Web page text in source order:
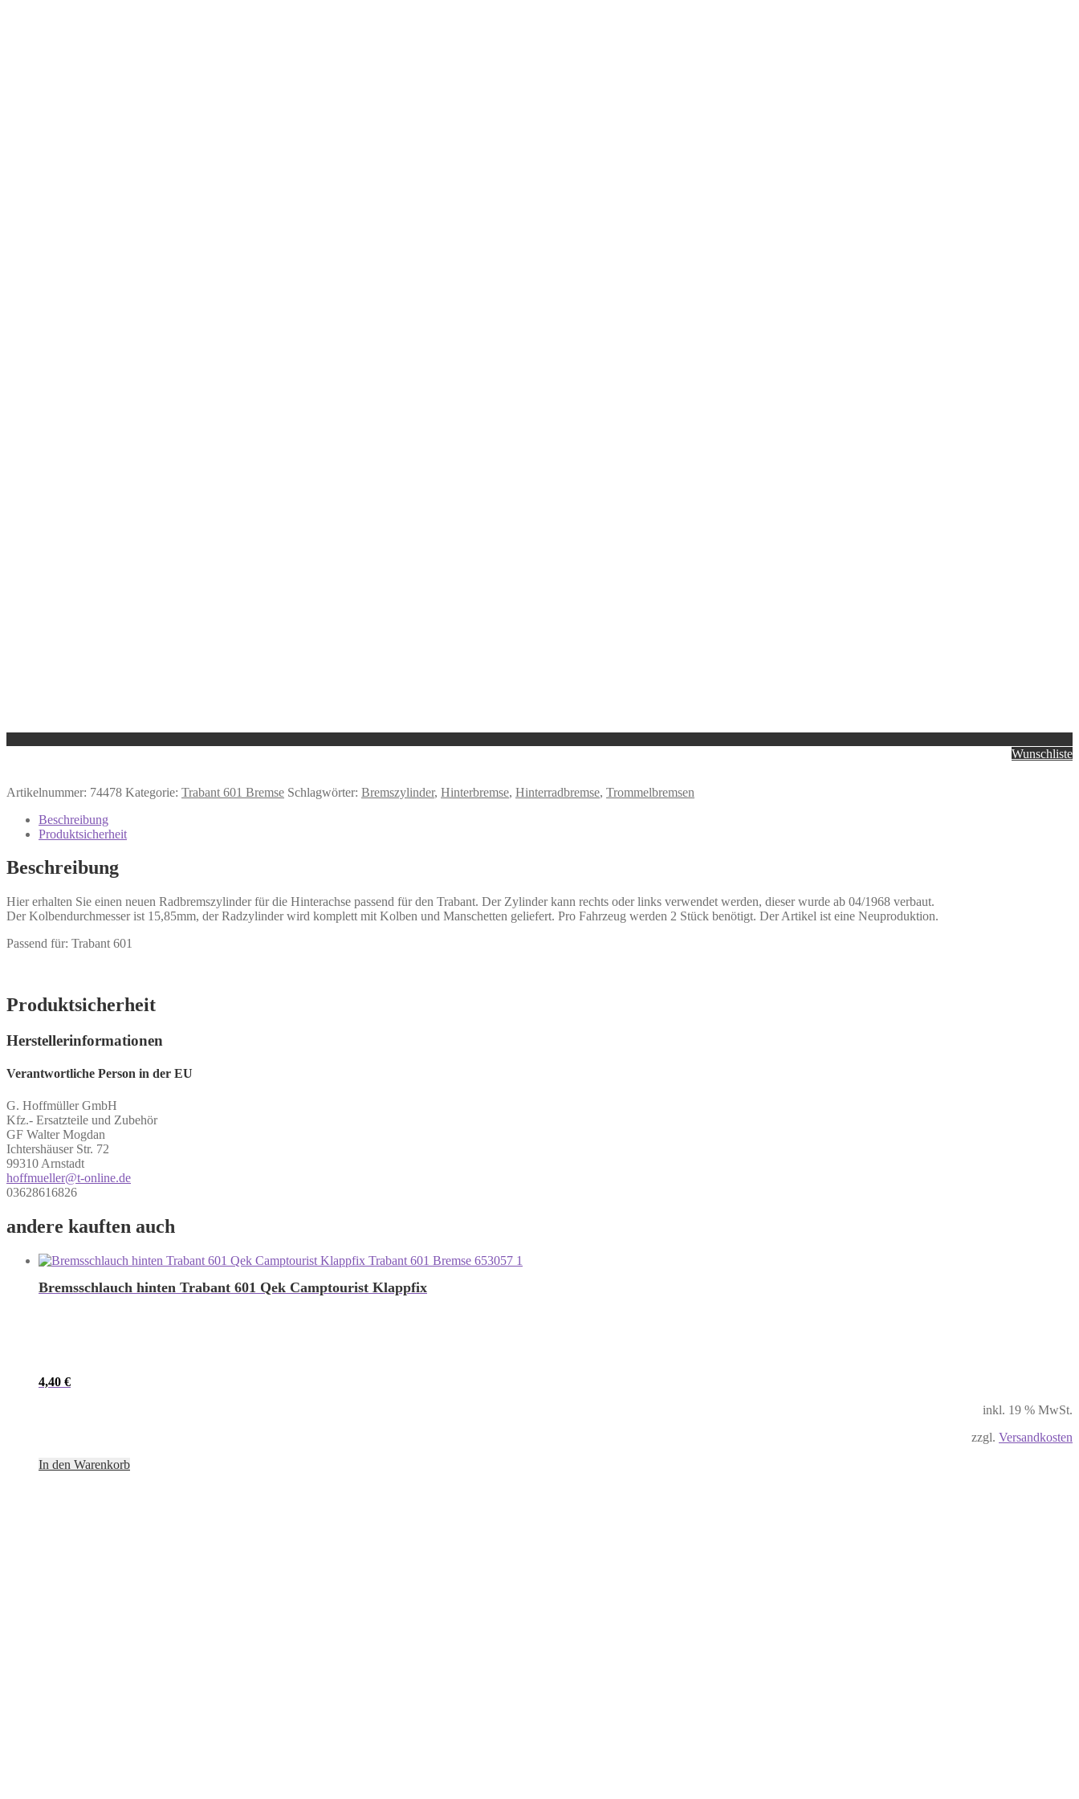
Wunschliste
Artikelnummer: 74478 Kategorie: Trabant 601 Bremse Schlagwörter: Bremszylinder, Hinterbremse, Hinterradbremse, Trommelbremsen
Beschreibung
Produktsicherheit
Beschreibung
Hier erhalten Sie einen neuen Radbremszylinder für die Hinterachse passend für den Trabant. Der Zylinder kann rechts oder links verwendet werden, dieser wurde ab 04/1968 verbaut.
Der Kolbendurchmesser ist 15,85mm, der Radzylinder wird komplett mit Kolben und Manschetten geliefert. Pro Fahrzeug werden 2 Stück benötigt. Der Artikel ist eine Neuproduktion.
Passend für: Trabant 601
Produktsicherheit
Herstellerinformationen
Verantwortliche Person in der EU
G. Hoffmüller GmbH
Kfz.- Ersatzteile und Zubehör
GF Walter Mogdan
Ichtershäuser Str. 72
99310 Arnstadt
hoffmueller@t-online.de
03628616826
andere kauften auch
Bremsschlauch hinten Trabant 601 Qek Camptourist Klappfix
4,40 €
inkl. 19 % MwSt.
zzgl. Versandkosten
In den Warenkorb